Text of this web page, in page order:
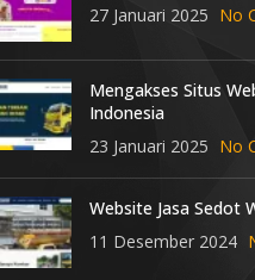
27 Januari 2025 No
Mengakses Situs
Indonesia
23 Januari 2025 No
Website Jasa Sedot
11 Desember 2024